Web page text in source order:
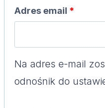
Adres email *
Na adres e-mail
odnośnik do